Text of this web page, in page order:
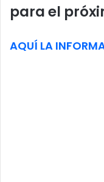
para el
AQUÍ LA